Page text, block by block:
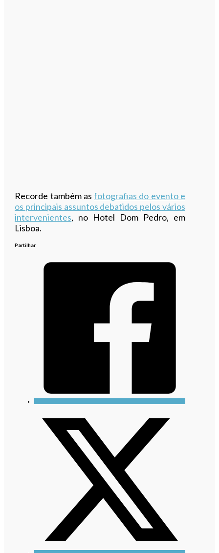
Recorde também asfotografias do evento e
os principais assuntos debatidos pelos vários
intervenientes, no Hotel Dom Pedro, em
Lisboa.
Partilhar